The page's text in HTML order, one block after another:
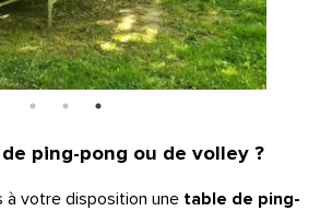
ping-pong ou de volley ?
à votre disposition une table de ping-